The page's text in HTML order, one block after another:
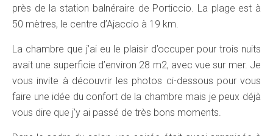
près de la station balnéraire de Porticcio. La plage est à
50 mètres, le centre d’Ajaccio à 19 km.
La chambre que j’ai eu le plaisir d’occuper pour trois nuits
avait une superficie d’environ 28 m2, avec vue sur mer. Je
vous invite à découvrir les photos ci-dessous pour vous
faire une idée du confort de la chambre mais je peux déjà
vous dire que j’y ai passé de très bons moments.